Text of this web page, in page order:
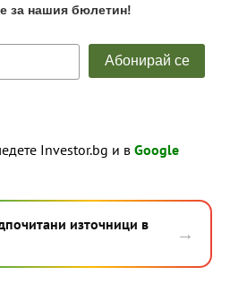
Investor.bg и в Google
източници в
→